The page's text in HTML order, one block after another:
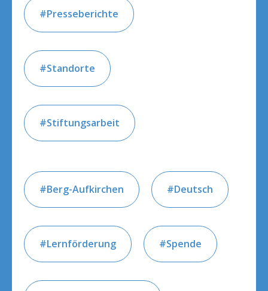
Presseberichte
Standorte
Stiftungsarbeit
Berg-Aufkirchen Deutsch
Lernförderung Spende